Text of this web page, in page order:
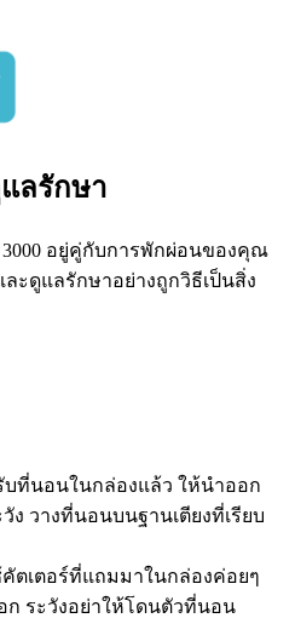
ลรักษา
3000 อยู่คู่กับการพักผ่อนของคุณ
ะดูแลรักษาอย่างถูกวิธีเป็นสิ่ง
บที่นอนในกล่องแล้ว ให้นำออก
ง วางที่นอนบนฐานเตียงที่เรียบ
ตเตอร์ที่แถมมาในกล่องค่อยๆ
ระวังอย่าให้โดนตัวที่นอน